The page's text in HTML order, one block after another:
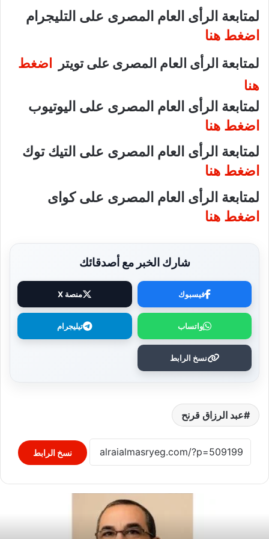
لمتابعة الرأى العام المصرى على التليجرام
اضغط هنا
لمتابعة الرأى العام المصرى على تويتر اضغط
هنا
لمتابعة الرأى العام المصرى على اليوتيوب
اضغط هنا
لمتابعة الرأى العام المصرى على التيك توك
اضغط هنا
لمتابعة الرأى العام المصرى على كواى
اضغط هنا
شارك الخبر مع أصدقائك
فيسبوك منصة X
واتساب تيليجرام
نسخ الرابط
عبد الرزاق قرنح
نسخ الرابط